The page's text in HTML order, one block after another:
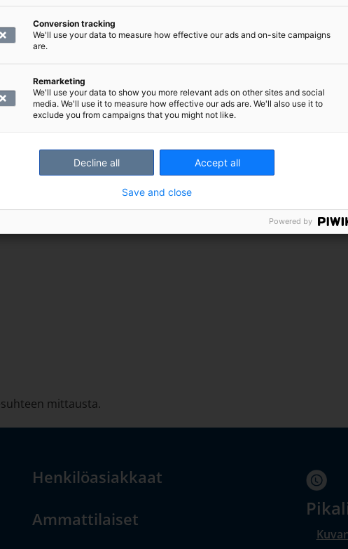
illasta lähtien.
mittausta.
Henkilöasiakkaat
Ammattilaiset
Conversion tracking
We'll use your data to measure how effective our ads and on-site campaigns
are.
Remarketing
We'll use your data to show you more relevant ads on other sites and social
media. We'll use it to measure how effective our ads are. We'll also use it to
exclude you from campaigns that you might not like.
Accept all
Decline all
Save and close
Powered by